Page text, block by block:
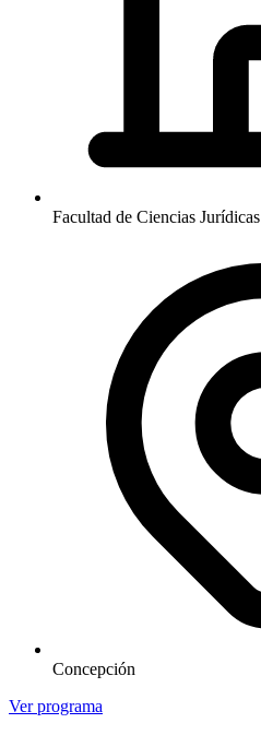
Facultad de Ciencias Jurídicas
Concepción
Ver programa